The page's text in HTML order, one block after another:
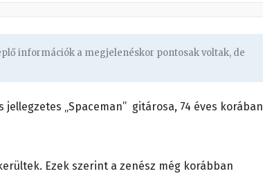
információk a megjelenéskor pontosak voltak, de
jellegzetes „Spaceman” gitárosa, 74 éves korában
Ezek szerint a zenész még korábban